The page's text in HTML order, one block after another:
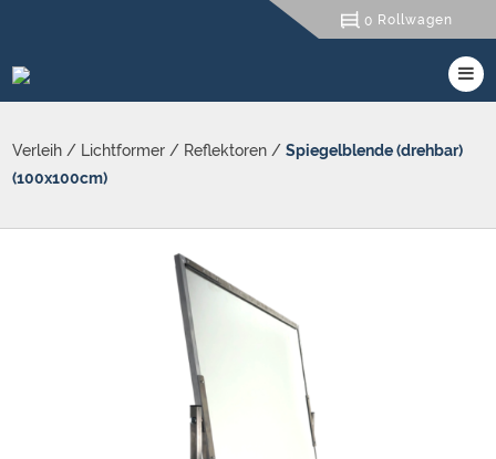
0 Rollwagen
Verleih / Lichtformer / Reflektoren /Spiegelblende (drehbar)
(100x100cm)